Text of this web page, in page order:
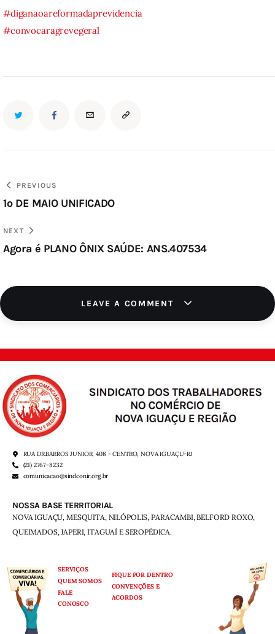
#diganaoareformadaprevidencia
#convocaragrevegeral
PREVIOUS
1º DE MAIO UNIFICADO
NEXT
Agora é PLANO ÔNIX SAÚDE: ANS.407534
LEAVE A COMMENT
RUA DR.BARROS JUNIOR, 408 - CENTRO, NOVA IGUAÇU-RJ
(21) 2767-8232
comunicacao@sindconir.org.br
NOSSA BASE TERRITORIAL
NOVA IGUAÇU, MESQUITA, NILÓPOLIS, PARACAMBI, BELFORD ROXO,
QUEIMADOS,JAPERI, ITAGUAÍ E SEROPÉDICA.
SERVIÇOS
QUEM SOMOS
FALE
CONOSCO
FIQUE POR DENTRO
CONVENÇÕES E
ACORDOS